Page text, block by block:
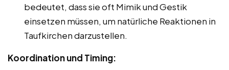
bedeutet, dass sie oft Mimik und Gestik
einsetzen müssen, um natürliche Reaktionen in
Taufkirchen darzustellen.
Koordination und Timing: